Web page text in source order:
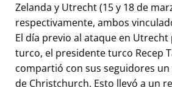
Zelanda y Utrecht (15 y 18 de
respectivamente, ambos
El día previo al ataque en
turco, el presidente turco Recep
compartió con sus seguidores
de Christchurch. Esto llevó a un